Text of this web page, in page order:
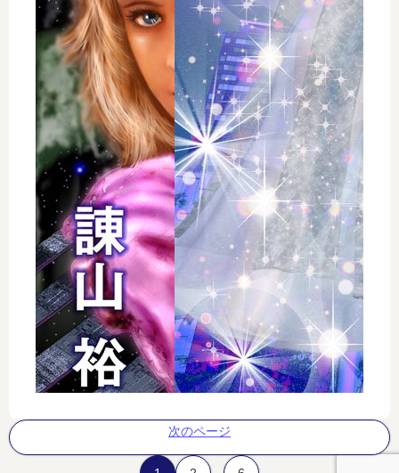
次のページ